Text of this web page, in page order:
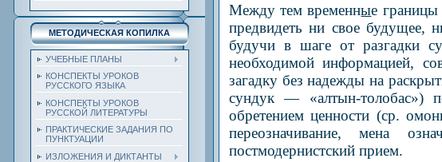
МЕТОДИЧЕСКАЯ КОПИЛКА
УЧЕБНЫЕ ПЛАНЫ
КОНСПЕКТЫ УРОКОВ
РУССКОГО ЯЗЫКА
КОНСПЕКТЫ УРОКОВ
РУССКОЙ ЛИТЕРАТУРЫ
ПРАКТИЧЕСКИЕ ЗАДАНИЯ ПО
ПУНКТУАЦИИ
ИЗЛОЖЕНИЯ И ДИКТАНТЫ
Между тем временные
предвидеть ни свое будущее,
будучи в шаге от разгадки
необходимой информацией,
загадку без надежды на
сундук — «алтын-толобас»)
обретением ценности (ср.
переозначивание, мена
постмодернистский прием.